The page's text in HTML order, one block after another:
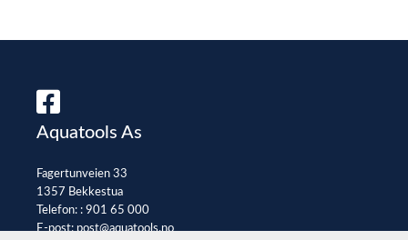
Aquatools As
Fagertunveien 33
1357 Bekkestua
Telefon: : 901 65 000
E-post:post@aquatools.no